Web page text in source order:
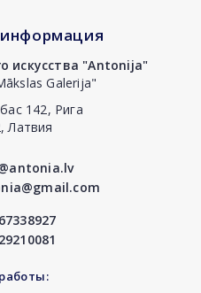
искусства "Antonija"
Galerija"
142, Рига
Латвия